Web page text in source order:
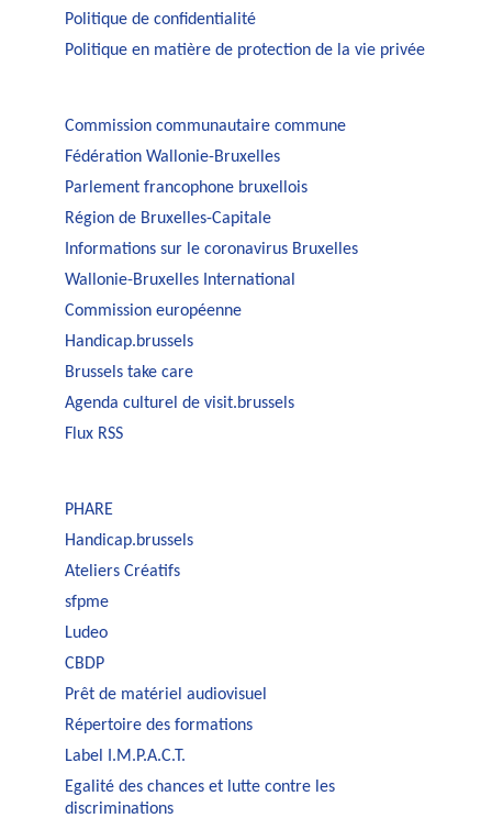
Politique de confidentialité
Politique en matière de protection de la vie privée
Commission communautaire commune
Fédération Wallonie-Bruxelles
Parlement francophone bruxellois
Région de Bruxelles-Capitale
Informations sur le coronavirus Bruxelles
Wallonie-Bruxelles International
Commission européenne
Handicap.brussels
Brussels take care
Agenda culturel de visit.brussels
Flux RSS
PHARE
Handicap.brussels
Ateliers Créatifs
sfpme
Ludeo
CBDP
Prêt de matériel audiovisuel
Répertoire des formations
Label I.M.P.A.C.T.
Egalité des chances et lutte contre les
discriminations